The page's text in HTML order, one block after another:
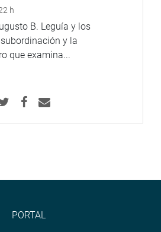
h
B. Leguía y los
y la
que examina...
PORTAL